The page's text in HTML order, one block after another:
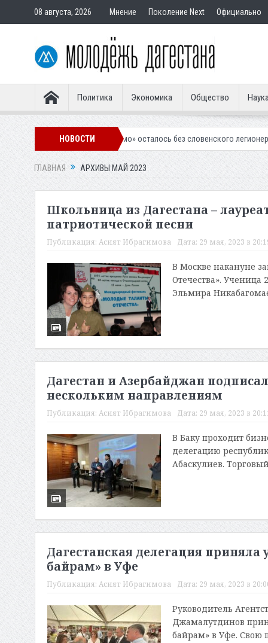
08 августа, 2026 Мнение Поколение Next Официально
Политика Экономика Общество
НОВОСТИ
«Динамо» осталось без словенского легионера Вынесен
ГЛАВНАЯ АРХИВЫ МАЙ 2023
Школьница из Дагестана –
патриотической песни
Публикация:Асият Ибрагимова Дата: 29 мая, 2023 в
В Москве накануне
Отечества».
Эльмира
Дагестан и Азербайджан
нескольким направлениям
Публикация:Асият Ибрагимова Дата: 29 мая, 2023 в
В Баку проходит
делегацию
Абаскулиев.
Дагестанская делегация
байрам» в Уфе
Публикация:Асият Ибрагимова Дата: 29 мая, 2023 в
Руководитель
Джамалутдинов
байрам» в Уфе. Свою